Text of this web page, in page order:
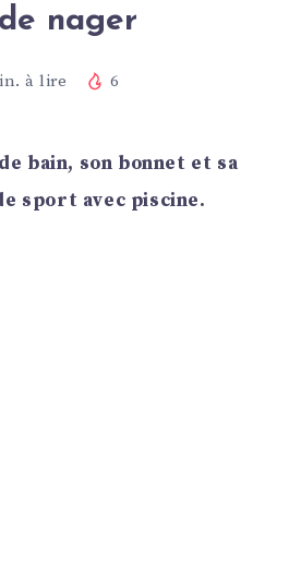
nager
à lire 6
bain, son bonnet et sa
sport avec piscine.